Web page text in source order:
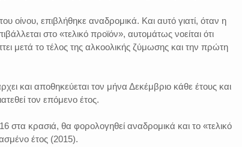
οίνου, επιβλήθηκε αναδρομικά. Και αυτό γιατί, όταν η
στο «τελικό προϊόν», αυτομάτως νοείται ότι
μετά το τέλος της αλκοολικής ζύμωσης και την πρώτη
και αποθηκεύεται τον μήνα Δεκέμβριο κάθε έτους και
τον επόμενο έτος.
στα κρασιά, θα φορολογηθεί αναδρομικά και το «τελικό
έτος (2015).